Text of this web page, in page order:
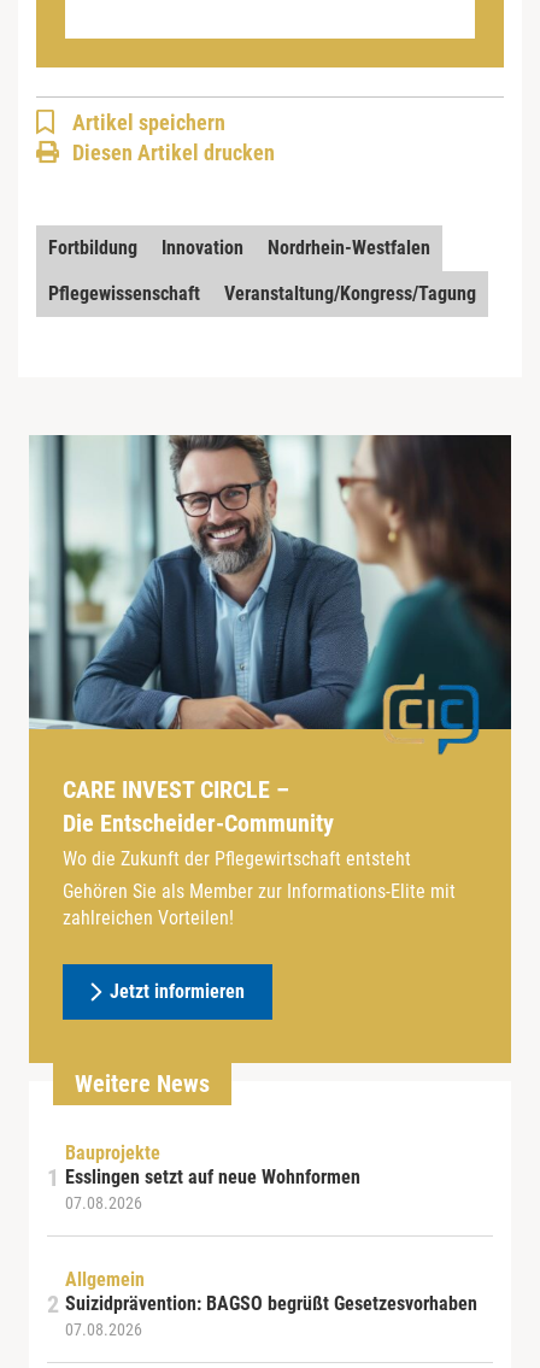
Artikel speichern
Diesen Artikel drucken
Fortbildung Innovation
Nordrhein-Westfalen
Pflegewissenschaft
Veranstaltung/Kongress/Tagung
CARE INVEST CIRCLE –
Die Entscheider-Community
Wo die Zukunft der Pflegewirtschaft entsteht
Gehören Sie als Member zur Informations-Elite mit
zahlreichen Vorteilen!
Jetzt informieren
Weitere News
Bauprojekte
Esslingen setzt auf neue Wohnformen
07.08.2026
Allgemein
Suizidprävention: BAGSO begrüßt Gesetzesvorhaben
07.08.2026